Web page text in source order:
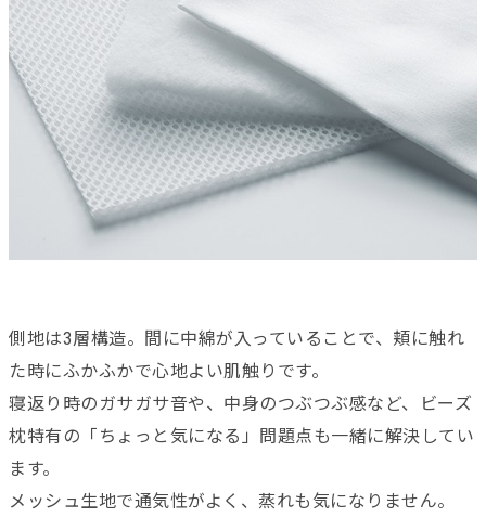
側地は3層構造。間に中綿が入っていることで、頬に触れ
た時にふかふかで心地よい肌触りです。
寝返り時のガサガサ音や、中身のつぶつぶ感など、ビーズ
枕特有の「ちょっと気になる」問題点も一緒に解決してい
ます。
メッシュ生地で通気性がよく、蒸れも気になりません。